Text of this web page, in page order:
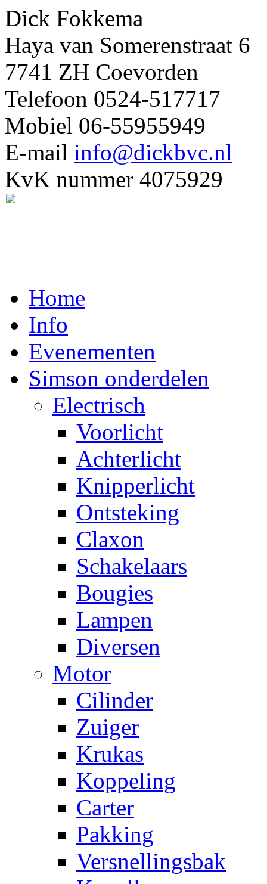
Dick Fokkema
Haya van Somerenstraat 6
7741 ZH Coevorden
Telefoon 0524-517717
Mobiel 06-55955949
E-mail info@dickbvc.nl
KvK nummer 4075929
Home
Info
Evenementen
Simson onderdelen
Electrisch
Voorlicht
Achterlicht
Knipperlicht
Ontsteking
Claxon
Schakelaars
Bougies
Lampen
Diversen
Motor
Cilinder
Zuiger
Krukas
Koppeling
Carter
Pakking
Versnellingsbak